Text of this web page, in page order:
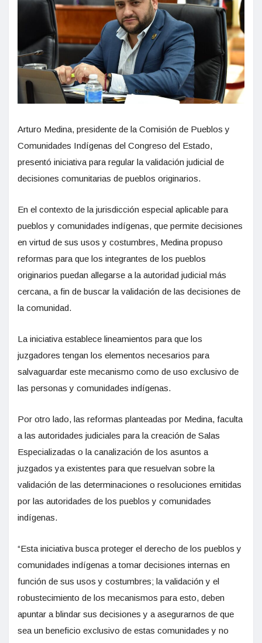
Arturo Medina, presidente de la Comisión de Pueblos y
Comunidades Indígenas del Congreso del Estado,
presentó iniciativa para regular la validación judicial de
decisiones comunitarias de pueblos originarios.
En el contexto de la jurisdicción especial aplicable para
pueblos y comunidades indígenas, que permite decisiones
en virtud de sus usos y costumbres, Medina propuso
reformas para que los integrantes de los pueblos
originarios puedan allegarse a la autoridad judicial más
cercana, a fin de buscar la validación de las decisiones de
la comunidad.
La iniciativa establece lineamientos para que los
juzgadores tengan los elementos necesarios para
salvaguardar este mecanismo como de uso exclusivo de
las personas y comunidades indígenas.
Por otro lado, las reformas planteadas por Medina, faculta
a las autoridades judiciales para la creación de Salas
Especializadas o la canalización de los asuntos a
juzgados ya existentes para que resuelvan sobre la
validación de las determinaciones o resoluciones emitidas
por las autoridades de los pueblos y comunidades
indígenas.
“Esta iniciativa busca proteger el derecho de los pueblos y
comunidades indígenas a tomar decisiones internas en
función de sus usos y costumbres; la validación y el
robustecimiento de los mecanismos para esto, deben
apuntar a blindar sus decisiones y a asegurarnos de que
sea un beneficio exclusivo de estas comunidades y no